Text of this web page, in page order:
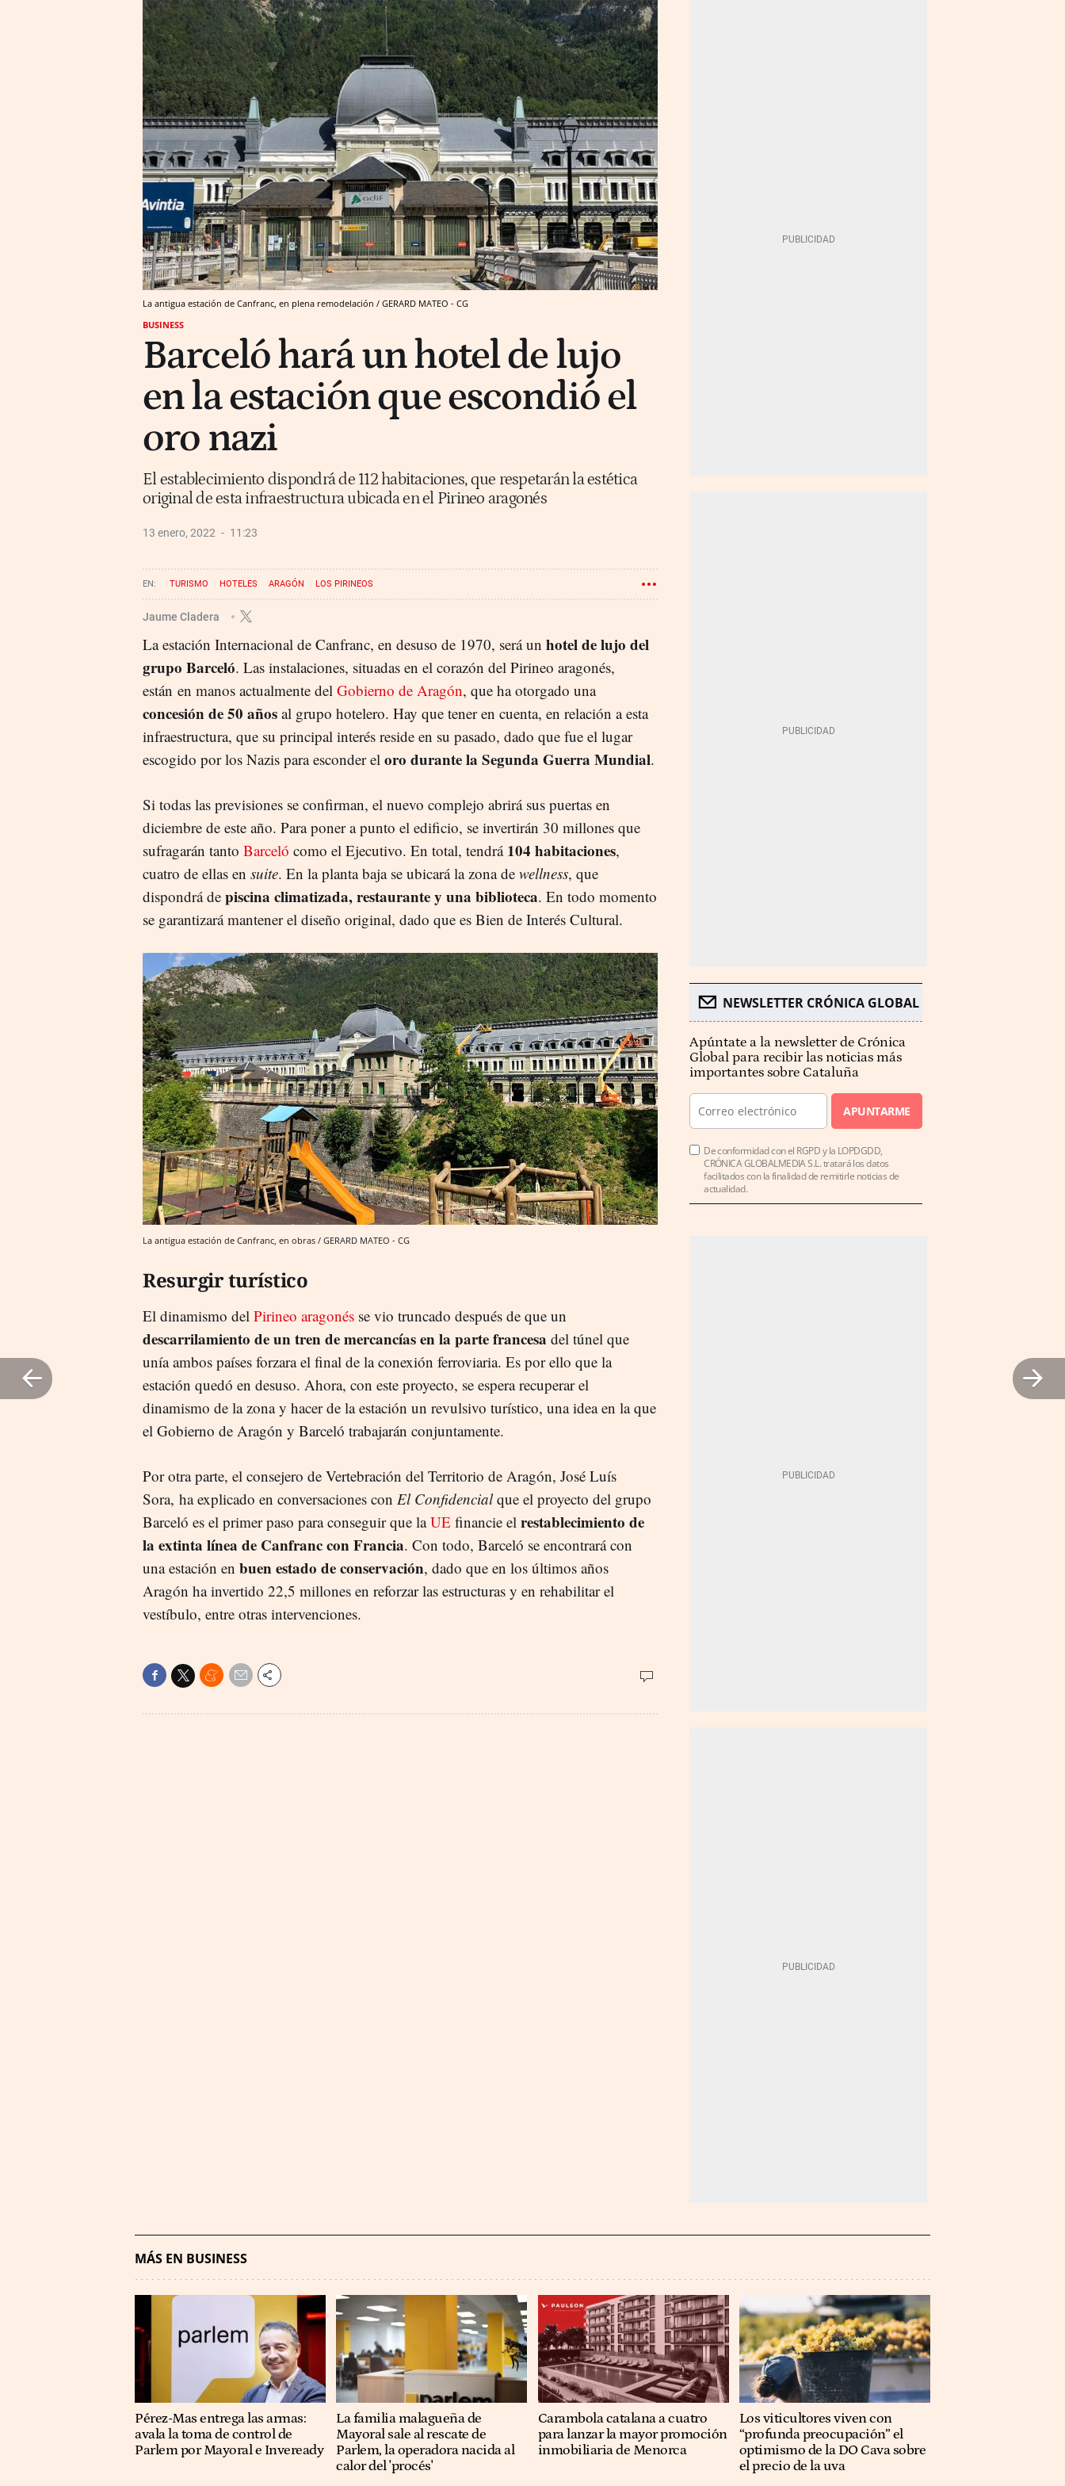
La antigua estación de Canfranc, en plena remodelación / GERARD MATEO - CG
BUSINESS
Barceló hará un hotel de lujo
en la estación que escondió el
oro nazi
El establecimiento dispondrá de 112 habitaciones, que respetarán la estética
original de esta infraestructura ubicada en el Pirineo aragonés
13 enero, 2022 11:23
TURISMO HOTELES ARAGÓN LOS PIRINEOS
Jaume Cladera
La estación Internacional de Canfranc, en desuso de 1970, será un hotel de lujo del
grupo Barceló. Las instalaciones, situadas en el corazón del Pirineo aragonés,
están en manos actualmente del Gobierno de Aragón, que ha otorgado una
concesión de 50 años al grupo hotelero. Hay que tener en cuenta, en relación a esta
infraestructura, que su principal interés reside en su pasado, dado que fue el lugar
escogido por los Nazis para esconder el oro durante la Segunda Guerra Mundial.
Si todas las previsiones se confirman, el nuevo complejo abrirá sus puertas en
diciembre de este año. Para poner a punto el edificio, se invertirán 30 millones que
sufragarán tanto Barceló como el Ejecutivo. En total, tendrá 104 habitaciones,
cuatro de ellas en suite. En la planta baja se ubicará la zona de wellness, que
dispondrá de piscina climatizada, restaurante y una biblioteca. En todo momento
se garantizará mantener el diseño original, dado que es Bien de Interés Cultural.
La antigua estación de Canfranc, en obras / GERARD MATEO - CG
Resurgir turístico
El dinamismo del Pirineo aragonés se vio truncado después de que un
descarrilamiento de un tren de mercancías en la parte francesa del túnel que
unía ambos países forzara el final de la conexión ferroviaria. Es por ello que la
estación quedó en desuso. Ahora, con este proyecto, se espera recuperar el
dinamismo de la zona y hacer de la estación un revulsivo turístico, una idea en la que
el Gobierno de Aragón y Barceló trabajarán conjuntamente.
Por otra parte, el consejero de Vertebración del Territorio de Aragón, José Luís
Sora, ha explicado en conversaciones con El Confidencialque el proyecto del grupo
Barceló es el primer paso para conseguir que laUE financie el restablecimiento de
la extinta línea de Canfranc con Francia. Con todo, Barceló se encontrará con
una estación en buen estado de conservación, dado que en los últimos años
Aragón ha invertido 22,5 millones en reforzar las estructuras y en rehabilitar el
vestíbulo, entre otras intervenciones.
NEWSLETTER CRÓNICA GLOBAL
Apúntate a la newsletter de Crónica
Global para recibir las noticias más
importantes sobre Cataluña
APUNTARME
De conformidad con el RGPD y la LOPDGDD,
CRÓNICA GLOBALMEDIA S.L. tratará los datos
facilitados con la finalidad de remitirle noticias de
actualidad.
MÁS EN BUSINESS
Pérez-Mas entrega las armas:
avala la toma de control de
Parlem por Mayoral e Inveready
La familia malagueña de
Mayoral sale al rescate de
Parlem, la operadora nacida al
calor del 'procés'
Carambola catalana a cuatro
para lanzar la mayor promoción
inmobiliaria de Menorca
Los viticultores viven con
“profunda preocupación” el
optimismo de la DO Cava sobre
el precio de la uva